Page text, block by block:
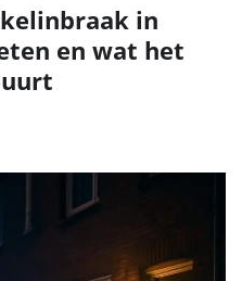
in
en wat het